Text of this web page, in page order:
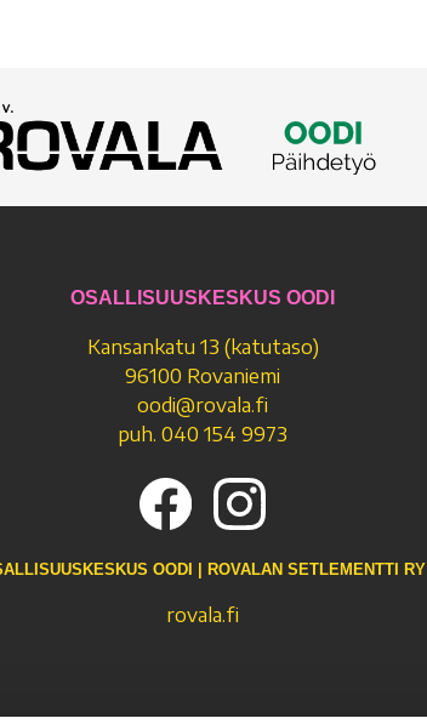
OSALLISUUSKESKUS OODI
Kansankatu 13 (katutaso)
96100 Rovaniemi
oodi@rovala.fi
puh. 040 154 9973
OODI | ROVALAN SETLEMENTTI RY
rovala.fi